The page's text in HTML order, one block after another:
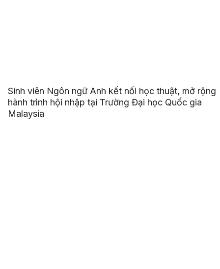
Sinh viên Ngôn ngữ Anh kết nối học thuật, mở rộng
hành trình hội nhập tại Trường Đại học Quốc gia
Malaysia